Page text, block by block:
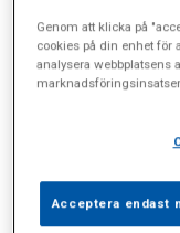
Alla (3)
Genom att klicka på
cookies på din enhet för
analysera webbplatsens
Acceptera endast